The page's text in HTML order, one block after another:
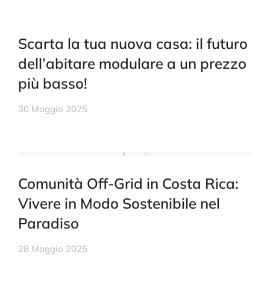
Scarta la tua nuova casa: il futuro
dell’abitare modulare a un prezzo
più basso!
30 Maggio 2025
Comunità Off-Grid in Costa Rica:
Vivere in Modo Sostenibile nel
Paradiso
28 Maggio 2025